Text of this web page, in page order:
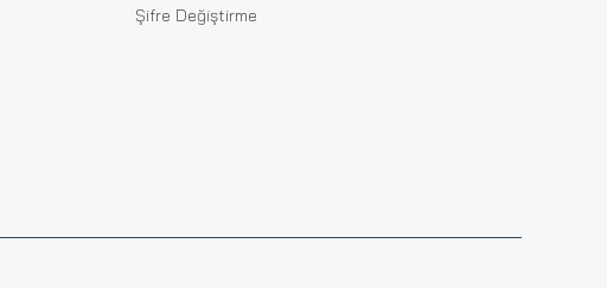
Şifre Değiştirme